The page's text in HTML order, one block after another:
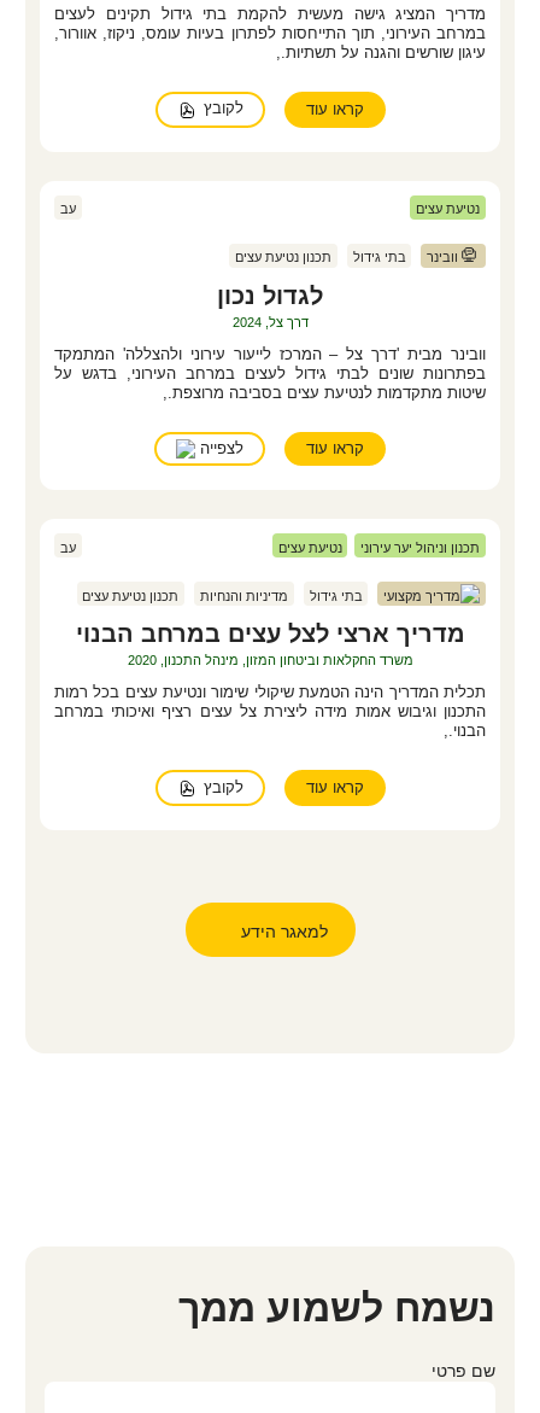
מדריך המציג גישה מעשית להקמת בתי גידול תקינים לעצים
במרחב העירוני, תוך התייחסות לפתרון בעיות עומס, ניקוז, אוורור,
עיגון שורשים והגנה על תשתיות.,
קראו עוד לקובץ
נטיעת עצים עב
וובינר בתי גידול תכנון נטיעת עצים
לגדול נכון
דרך צל, 2024
וובינר מבית 'דרך צל – המרכז לייעור עירוני ולהצללה' המתמקד
בפתרונות שונים לבתי גידול לעצים במרחב העירוני, בדגש על
שיטות מתקדמות לנטיעת עצים בסביבה מרוצפת.,
קראו עוד לצפייה
תכנון וניהול יער עירוני נטיעת עצים עב
צילום: ענבל גרון
מדריך מקצועי בתי גידול מדיניות והנחיות תכנון נטיעת עצים
מדריך ארצי לצל עצים במרחב הבנוי
משרד החקלאות וביטחון המזון, מינהל התכנון, 2020
תכלית המדריך הינה הטמעת שיקולי שימור ונטיעת עצים בכל רמות
התכנון וגיבוש אמות מידה ליצירת צל עצים רציף ואיכותי במרחב
הבנוי.,
קראו עוד לקובץ
למאגר הידע
נשמח לשמוע ממך
שם פרטי